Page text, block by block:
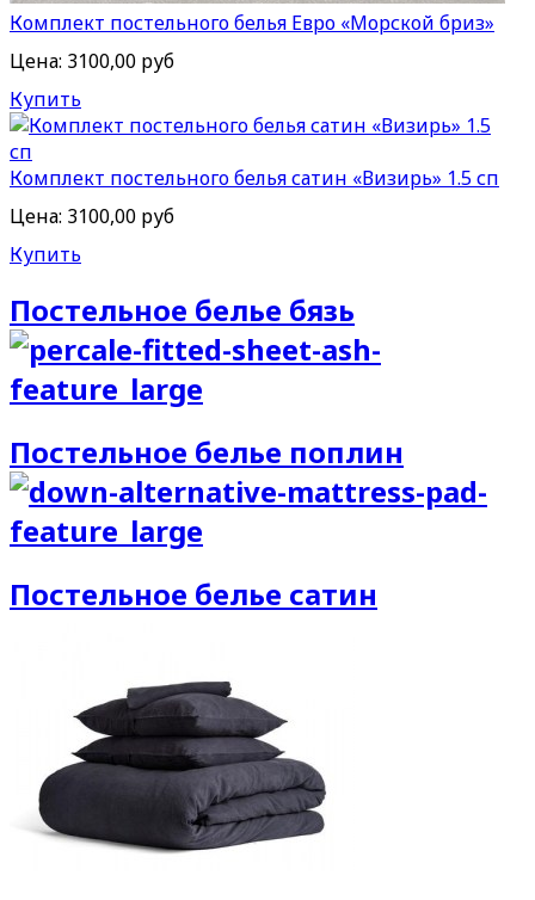
Комплект постельного белья Евро «Морской бриз»
Цена: 3100,00 руб
Купить
Комплект постельного белья сатин «Визирь» 1.5 сп
Цена: 3100,00 руб
Купить
Постельное белье бязь
Постельное белье поплин
Постельное белье сатин